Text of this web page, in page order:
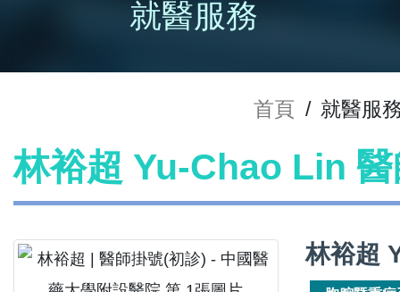
就醫服務
首頁 / 就醫服
林裕超 Yu-Chao Lin
林裕超